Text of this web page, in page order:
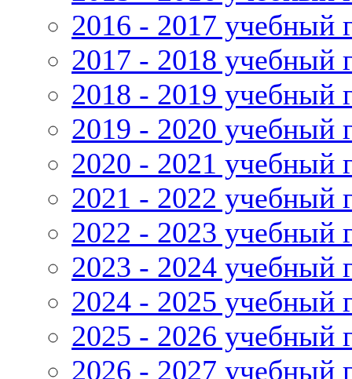
2016 - 2017 учебный
2017 - 2018 учебный
2018 - 2019 учебный
2019 - 2020 учебный
2020 - 2021 учебный
2021 - 2022 учебный
2022 - 2023 учебный
2023 - 2024 учебный
2024 - 2025 учебный
2025 - 2026 учебный
2026 - 2027 учебный